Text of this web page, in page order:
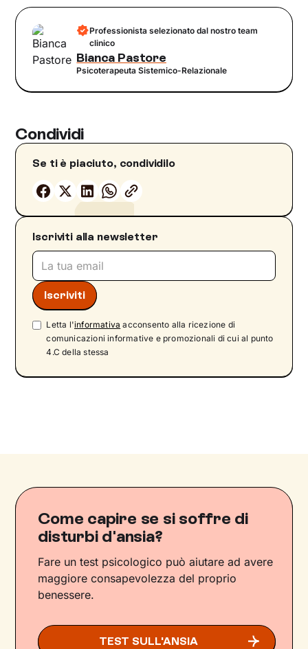
Professionista selezionato dal nostro team
clinico
Bianca Pastore
Psicoterapeuta Sistemico-Relazionale
Condividi
Se ti è piaciuto, condividilo
Iscriviti alla newsletter
Letta l'informativa acconsento alla ricezione di
comunicazioni informative e promozionali di cui al punto
4.C della stessa
Come capire se si soffre di
disturbi d'ansia?
Fare un test psicologico può aiutare ad avere
maggiore consapevolezza del proprio
benessere.
TEST SULL'ANSIA